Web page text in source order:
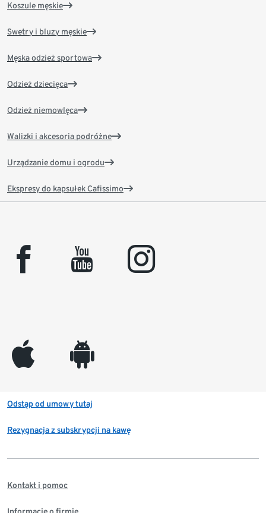
Koszule męskie
Swetry i bluzy męskie
Męska odzież sportowa
Odzież dziecięca
Odzież niemowlęca
Walizki i akcesoria podróżne
Urządzanie domu i ogrodu
Ekspresy do kapsułek Cafissimo
facebook youtube instagram
appleinc android
Odstąp od umowy tutaj
Rezygnacja z subskrypcji na kawę
Kontakt i pomoc